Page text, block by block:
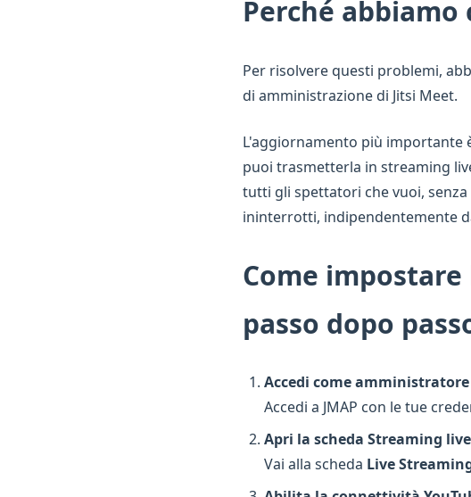
Perché abbiamo
Per risolvere questi problemi,
di amministrazione di Jitsi Meet.
L'aggiornamento più importante
puoi trasmetterla in streaming
tutti gli spettatori che vuoi,
ininterrotti, indipendentemente
Come
passo dopo
Accedi come amministratore
Accedi a JMAP con le tue
Apri la scheda Streaming live
Vai alla scheda Live